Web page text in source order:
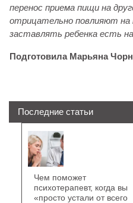
перенос приема пищи на
отрицательно повлияют
заставлять ребенка есть
Подготовила Марьяна
Последние статьи
Чем поможет
психотерапевт, когда вы
«просто устали от всего